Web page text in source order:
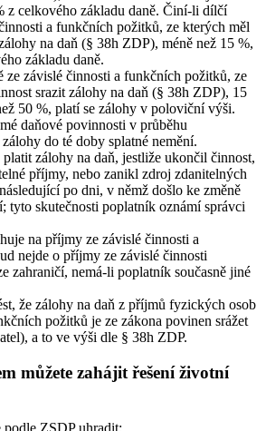
z celkového základu daně. Činí-li dílčí
a funkčních požitků, ze kterých měl
na daň (§ 38h ZDP), méně než 15 %,
základu daně.
závislé činnosti a funkčních požitků, ze
srazit zálohy na daň (§ 38h ZDP), 15
50 %, platí se zálohy v poloviční výši.
daňové povinnosti v průběhu
do té doby splatné nemění.
zálohy na daň, jestliže ukončil činnost,
příjmy, nebo zanikl zdroj zdanitelných
po dni, v němž došlo ke změně
tyto skutečnosti poplatník oznámí správci
na příjmy ze závislé činnosti a
nejde o příjmy ze závislé činnosti
zahraničí, nemá-li poplatník současně jiné
že zálohy na daň z příjmů fyzických osob
požitků je ze zákona povinen srážet
a to ve výši dle § 38h ZDP.
můžete zahájit řešení životní
ZSDP uhradit: